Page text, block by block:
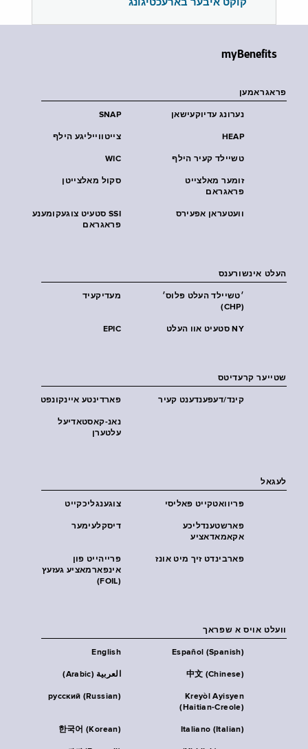
myBenefits
פראגראמען
SNAP נערונג עדיוקעישאן
צייטווייליגע הילף HEAP
WIC טשיילד קעיר הילף
סקול מאלצייטן
זומער מאלצייט
פראגראם
SSI סטעיט צוגעקומענע
פראגראם
וועטעראן אפעירס
העלט אינשורענס
מעדיקעיד
׳טשיילד העלט פּלוס׳
(CHP)
EPIC NY סטעיט אוו העלט
שטייער קרעדיטס
פארדינטע איינקונפט קינד/דעפענדענט קעיר
נאנ-קאסטאדיעל
עלטערן
לעגאל
צוגענגליכקייט פּריוואטקייט פּאליסי
דיסקלעימער
פארשטענדליכע
אקאמאדאציע
פרייהייט פון
אינפארמאציע געזעץ
(FOIL)
פארבינדט זיך מיט אונז
וועלט אויס א שפראך
English Español (Spanish)
العربية (Arabic) 中文 (Chinese)
русский (Russian)
Kreyòl Ayisyen
(Haitian-Creole)
한국어 (Korean) Italiano (Italian)